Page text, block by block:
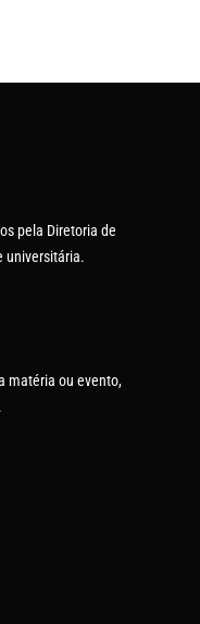
pela Diretoria de
universitária.
matéria ou evento,